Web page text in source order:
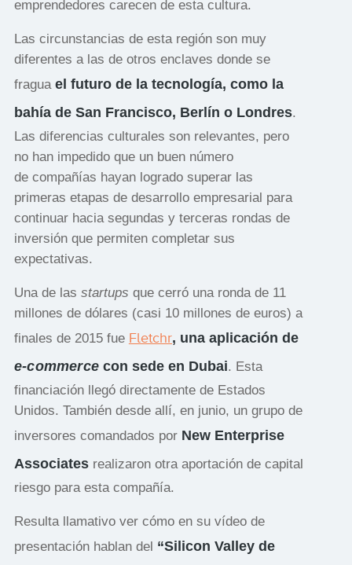
emprendedores carecen de esta cultura.
Las circunstancias de esta región son muy
diferentes a las de otros enclaves donde se
fragua el futuro de la tecnología, como la
bahía de San Francisco, Berlín o Londres.
Las diferencias culturales son relevantes, pero
no han impedido que un buen número
de compañías hayan logrado superar las
primeras etapas de desarrollo empresarial para
continuar hacia segundas y terceras rondas de
inversión que permiten completar sus
expectativas.
Una de las startups que cerró una ronda de 11
millones de dólares (casi 10 millones de euros) a
finales de 2015 fue Fletchr, una aplicación de
e-commercecon sede en Dubai. Esta
financiación llegó directamente de Estados
Unidos. También desde allí, en junio, un grupo de
inversores comandados por New Enterprise
Associatesrealizaron otra aportación de capital
riesgo para esta compañía.
Resulta llamativo ver cómo en su vídeo de
presentación hablan del “Silicon Valley de